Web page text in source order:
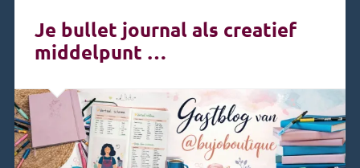
Je bullet journal als creatief
middelpunt …